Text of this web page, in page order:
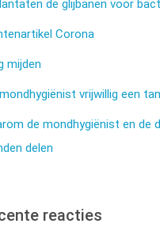
de glijbanen voor
Corona
mijden
vrijwillig een
de mondhygiënist en de
delen
reacties